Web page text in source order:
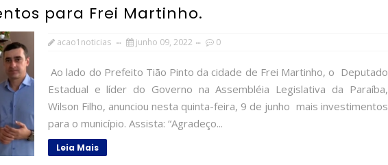
para Frei Martinho.
acao1noticias junho 09, 2022 0
Ao lado do Prefeito Tião Pinto da cidade de Frei Martinho, o Deputado
Estadual e líder do Governo na Assembléia Legislativa da Paraíba,
Wilson Filho, anunciou nesta quinta-feira, 9 de junho mais investimentos
para o município. Assista: “Agradeço...
Leia Mais